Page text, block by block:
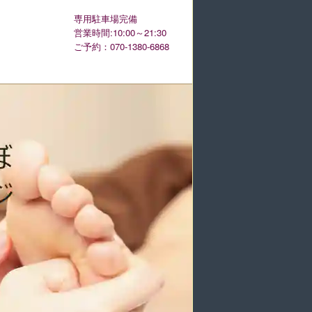
専用駐車場完備
営業時間:10:00～21:30
ご予約：070-1380-6868